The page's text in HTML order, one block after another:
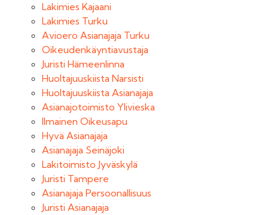
Lakimies Kajaani
Lakimies Turku
Avioero Asianajaja Turku
Oikeudenkäyntiavustaja
Juristi Hämeenlinna
Huoltajuuskiista Narsisti
Huoltajuuskiista Asianajaja
Asianajotoimisto Ylivieska
Ilmainen Oikeusapu
Hyvä Asianajaja
Asianajaja Seinäjoki
Lakitoimisto Jyväskylä
Juristi Tampere
Asianajaja Persoonallisuus
Juristi Asianajaja